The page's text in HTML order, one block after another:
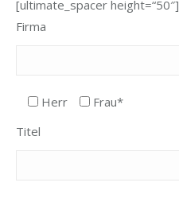
[ultimate_spacer height=“50″]
Firma
Herr
Frau*
Titel